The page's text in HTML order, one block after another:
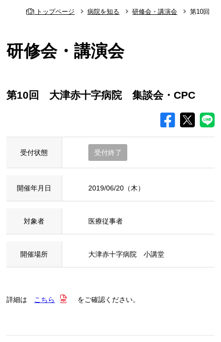
トップページ 病院を知る 研修会・講演会 第10回
研修会・講演会
第10回 大津赤十字病院 集談会・CPC
受付状態 受付終了
開催年月日 2019/06/20（木）
対象者 医療従事者
開催場所 大津赤十字病院 小講堂
詳細は こちら をご確認ください。